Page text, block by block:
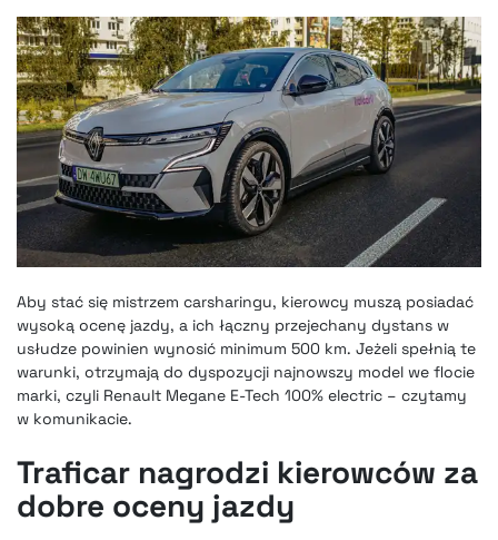
Aby stać się mistrzem carsharingu, kierowcy muszą posiadać
wysoką ocenę jazdy, a ich łączny przejechany dystans w
usłudze powinien wynosić minimum 500 km. Jeżeli spełnią te
warunki, otrzymają do dyspozycji najnowszy model we flocie
marki, czyli Renault Megane E-Tech 100% electric – czytamy
w komunikacie.
Traficar nagrodzi kierowców za
dobre oceny jazdy